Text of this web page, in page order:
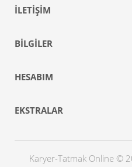
İLETIŞIM
BILGILER
HESABIM
EKSTRALAR
Karyer-Tatmak Online ©